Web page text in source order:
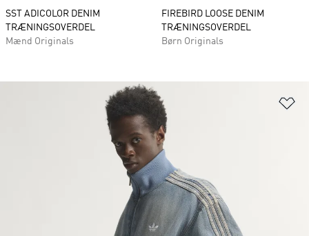
SST ADICOLOR DENIM
TRÆNINGSOVERDEL
Mænd Originals
FIREBIRD LOOSE DENIM
TRÆNINGSOVERDEL
Børn Originals